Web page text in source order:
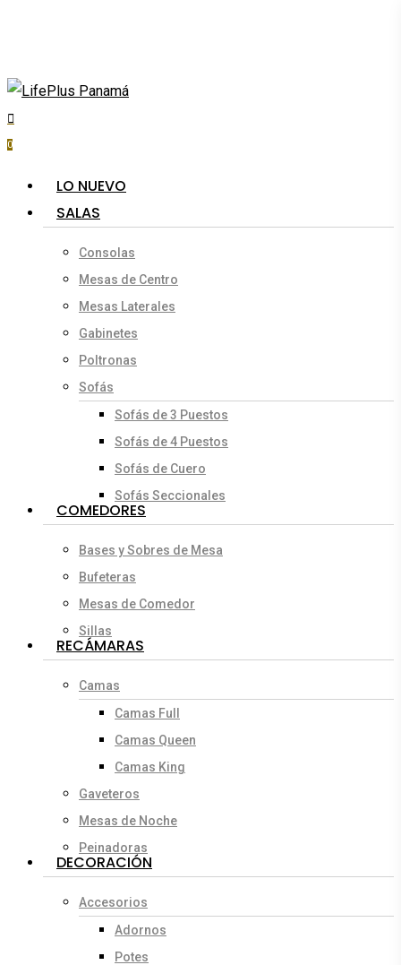
content
search
account
0
LO NUEVO
SALAS
Consolas
Mesas de Centro
Mesas Laterales
Gabinetes
Poltronas
Sofás
Sofás de 3 Puestos
Sofás de 4 Puestos
Sofás de Cuero
Sofás Seccionales
COMEDORES
Bases y Sobres de Mesa
Bufeteras
Mesas de Comedor
Sillas
RECÁMARAS
Camas
Camas Full
Camas Queen
Camas King
Gaveteros
Mesas de Noche
Peinadoras
DECORACIÓN
Accesorios
Adornos
Potes